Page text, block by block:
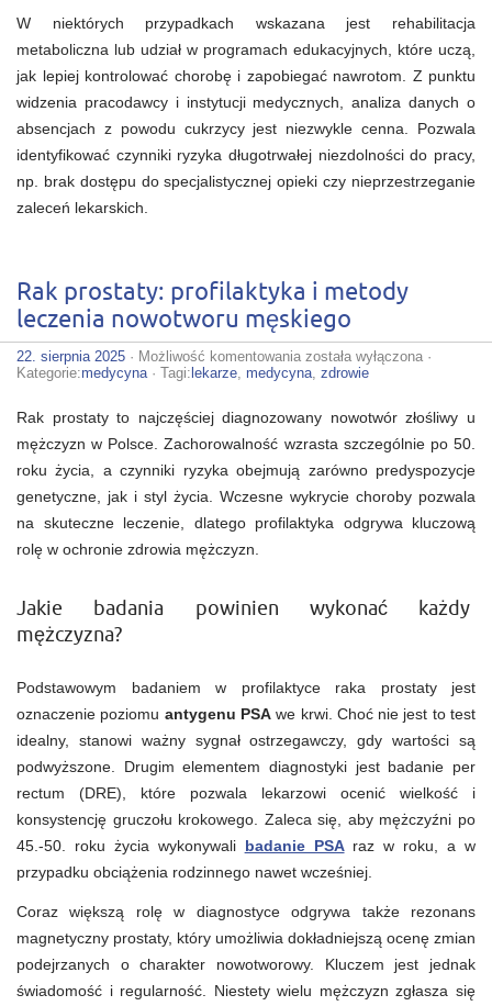
W niektórych przypadkach wskazana jest rehabilitacja
metaboliczna lub udział w programach edukacyjnych, które uczą,
jak lepiej kontrolować chorobę i zapobiegać nawrotom. Z punktu
widzenia pracodawcy i instytucji medycznych, analiza danych o
absencjach z powodu cukrzycy jest niezwykle cenna. Pozwala
identyfikować czynniki ryzyka długotrwałej niezdolności do pracy,
np. brak dostępu do specjalistycznej opieki czy nieprzestrzeganie
zaleceń lekarskich.
Rak prostaty: profilaktyka i metody
leczenia nowotworu męskiego
22. sierpnia 2025 · Możliwość komentowania Rak
prostaty:
metody
leczenia
nowotworu
męskiego
została wyłączona ·
Kategorie:medycyna · Tagi:lekarze medycyna zdrowie
Rak prostaty to najczęściej diagnozowany nowotwór złośliwy u
mężczyzn w Polsce. Zachorowalność wzrasta szczególnie po 50.
roku życia, a czynniki ryzyka obejmują zarówno predyspozycje
genetyczne, jak i styl życia. Wczesne wykrycie choroby pozwala
na skuteczne leczenie, dlatego profilaktyka odgrywa kluczową
rolę w ochronie zdrowia mężczyzn.
Jakie badania powinien wykonać każdy
mężczyzna?
Podstawowym badaniem w profilaktyce raka prostaty jest
oznaczenie poziomu antygenu PSAwe krwi. Choć nie jest to test
idealny, stanowi ważny sygnał ostrzegawczy, gdy wartości są
podwyższone. Drugim elementem diagnostyki jest badanie per
rectum (DRE), które pozwala lekarzowi ocenić wielkość i
konsystencję gruczołu krokowego. Zaleca się, aby mężczyźni po
45.-50. roku życia wykonywali badanie PSAraz w roku, a w
przypadku obciążenia rodzinnego nawet wcześniej.
Coraz większą rolę w diagnostyce odgrywa także rezonans
magnetyczny prostaty, który umożliwia dokładniejszą ocenę zmian
podejrzanych o charakter nowotworowy. Kluczem jest jednak
świadomość i regularność. Niestety wielu mężczyzn zgłasza się